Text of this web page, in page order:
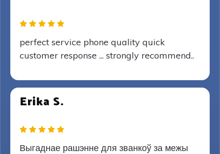
perfect service phone quality quick
customer response ... strongly recommend..
Erika S.
Выгаднае рашэнне для званкоў за межы